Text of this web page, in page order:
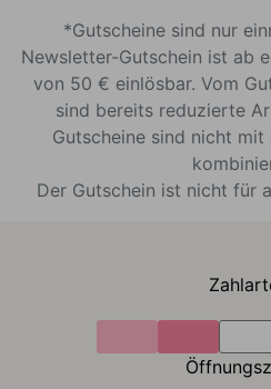
*Gutscheine sind nur
Newsletter-Gutschein ist ab
von 50 € einlösbar. Vom
sind bereits reduzierte
Gutscheine sind nicht mit
Der Gutschein ist nicht für